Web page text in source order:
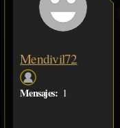
Mendivil72
Mensajes: 1